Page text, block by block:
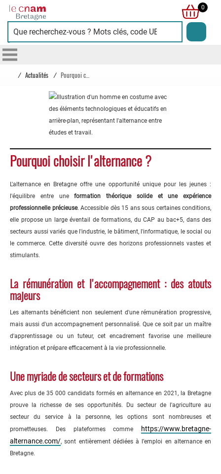
Cnam
Bretagne
0
/ Actualités /
Pourquoi choisir l'alternance ?
L'alternance en Bretagne offre une opportunité unique pour les jeunes :
l'équilibre entre uneformation théorique solide et une expérience
professionnelle précieuse. Accessible dès 15 ans sous certaines conditions,
elle propose un large éventail de formations, du CAP au bac+5, dans des
secteurs aussi variés que l'industrie, le bâtiment, l'informatique, le social ou
le commerce. Cette diversité ouvre des horizons professionnels vastes et
stimulants.
La rémunération et l'accompagnement : des atouts
majeurs
Les alternants bénéficient non seulement d'une rémunération progressive,
mais aussi d'un accompagnement personnalisé. Que ce soit par un maître
d'apprentissage ou un tuteur, cet encadrement favorise une meilleure
intégration et prépare efficacement à la vie professionnelle.
Une myriade de secteurs et de formations
Avec plus de 35 000 candidats formés en alternance en 2021, la Bretagne
prouve la richesse de ses opportunités. Du secteur de l'agriculture au
secteur du service à la personne, les options sont nombreuses et
prometteuses. Des plateformes comme
https://www.bretagne-
alternance.com/, sont entièrement dédiées à l’emploi en alternance en
Bretagne.